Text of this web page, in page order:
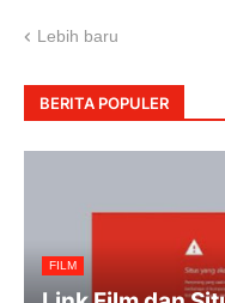
Lebih baru
BERITA POPULER
FILM